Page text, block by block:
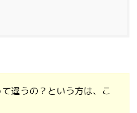
違うの？という方は、こ